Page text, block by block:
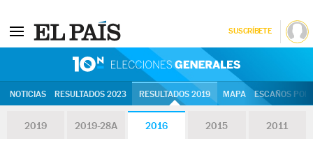
SUSCRÍBETE
NOTICIAS RESULTADOS 2023 RESULTADOS 2019 MAPA ESCAÑOS
2019 2019-28A 2016 2015 2011